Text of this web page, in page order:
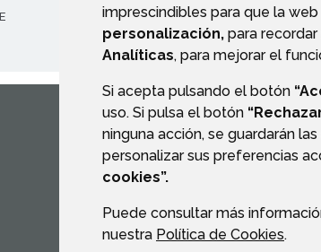
imprescindibles para que la
personalización, para
Analíticas, para mejorar el
Si acepta pulsando el botón
uso. Si pulsa el botón
ninguna acción, se guardarán
personalizar sus preferencias
cookies”.
Puede consultar más
nuestra Política de Cookies.
PORTAL DE TRANSPARENCIA
CONTACTO MAPA WEB AVISO